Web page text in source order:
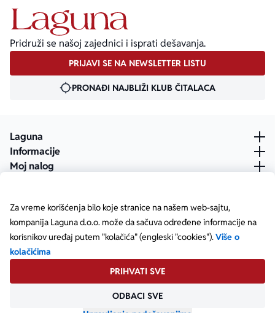
Za vreme korišćenja bilo koje stranice na našem web-sajtu,
kompanija Laguna d.o.o. može da sačuva određene informacije na
korisnikov uređaj putem "kolačića" (engleski "cookies").Više o
kolačićima
PRIHVATI SVE
ODBACI SVE
Pridruži se našoj zajednici i isprati dešavanja.
PRIJAVI SE NA NEWSLETTER LISTU
PRONAĐI NAJBLIŽI KLUB ČITALACA
Laguna
Informacije
Moj nalog
Copyright © Laguna d.o.o. Starine Novaka 23, Beograd •
Posetite našu Facebook stranicu
Posetite našu X stranicu
Posetite našu Instagram stranicu
Posetite naš YouTube
Posetite našu TikTok stranicu
Posetite našu LinkedIn stranicu